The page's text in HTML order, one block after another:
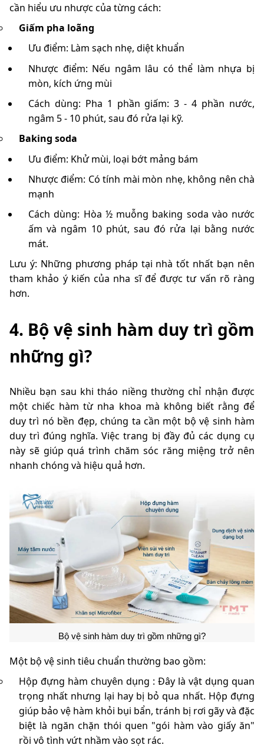
cần hiểu ưu nhược của từng cách:
Giấm pha loãng
Ưu điểm: Làm sạch nhẹ, diệt khuẩn
Nhược điểm: Nếu ngâm lâu có thể làm nhựa bị
mòn, kích ứng mùi
Cách dùng: Pha 1 phần giấm: 3 - 4 phần nước,
ngâm 5 - 10 phút, sau đó rửa lại kỹ.
Baking soda
Ưu điểm: Khử mùi, loại bớt mảng bám
Nhược điểm: Có tính mài mòn nhẹ, không nên chà
mạnh
Cách dùng: Hòa ½ muỗng baking soda vào nước
ấm và ngâm 10 phút, sau đó rửa lại bằng nước
mát.
Lưu ý: Những phương pháp tại nhà tốt nhất bạn nên
tham khảo ý kiến của nha sĩ để được tư vấn rõ ràng
hơn.
4. Bộ vệ sinh hàm duy trì gồm
những gì?
Nhiều bạn sau khi tháo niềng thường chỉ nhận được
một chiếc hàm từ nha khoa mà không biết rằng để
duy trì nó bền đẹp, chúng ta cần một bộ vệ sinh hàm
duy trì đúng nghĩa. Việc trang bị đầy đủ các dụng cụ
này sẽ giúp quá trình chăm sóc răng miệng trở nên
nhanh chóng và hiệu quả hơn.
Bộ vệ sinh hàm duy trì gồm những gì?
Một bộ vệ sinh tiêu chuẩn thường bao gồm:
Hộp đựng hàm chuyên dụng : Đây là vật dụng quan
trọng nhất nhưng lại hay bị bỏ qua nhất. Hộp đựng
giúp bảo vệ hàm khỏi bụi bẩn, tránh bị rơi gãy và đặc
biệt là ngăn chặn thói quen "gói hàm vào giấy ăn"
rồi vô tình vứt nhầm vào sọt rác.